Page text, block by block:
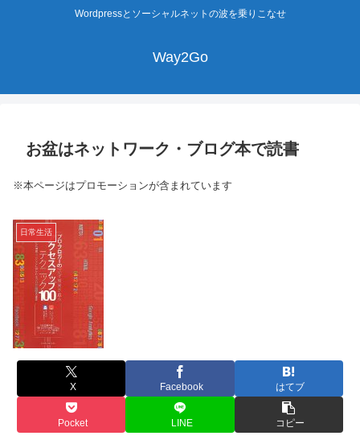
Wordpressとソーシャルネットの波を乗りこなせ
Way2Go
お盆はネットワーク・ブログ本で読書
※本ページはプロモーションが含まれています
日常生活
X Facebook はてブ
Pocket LINE コピー